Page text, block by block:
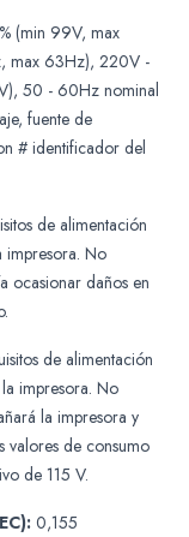
(min 99V, max
max 63Hz), 220V -
50 - 60Hz nominal
fuente de
# identificador del
de alimentación
impresora. No
ocasionar daños en
de alimentación
impresora. No
la impresora y
valores de consumo
de 115 V.
0,155